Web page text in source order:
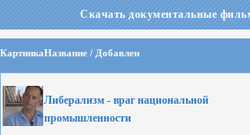
Скачать документальные
КартинкаНазвание / Добавлен
Либерализм - враг национальной
промышленности